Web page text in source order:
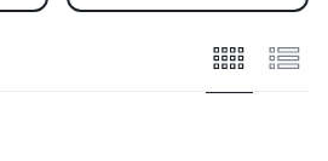
kaçırmayın! Alışverişe başlayın
ürünleri görüntülemek için oturum
ürünleri görüntülemek için oturum